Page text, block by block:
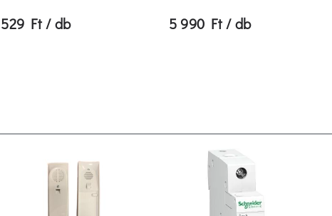
529 Ft / db 5 990 Ft / db